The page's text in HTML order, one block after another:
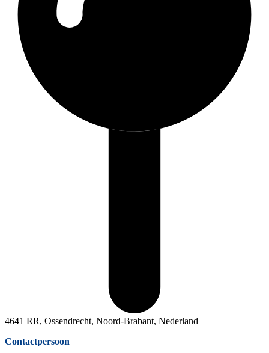
4641 RR, Ossendrecht, Noord-Brabant, Nederland
Contactpersoon